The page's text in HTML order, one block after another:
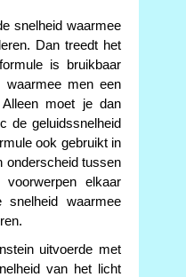
snelheid waarmee
Dan treedt het
is bruikbaar
men een
moet je dan
de geluidssnelheid
ook gebruikt in
onderscheid tussen
elkaar
waarmee
uitvoerde met
van het licht